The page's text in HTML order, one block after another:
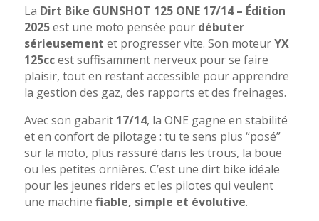
La Dirt Bike GUNSHOT 125 ONE 17/14 – Édition
2025est une moto pensée pour débuter
sérieusement et progresser vite. Son moteurYX
125ccest suffisamment nerveux pour se faire
plaisir, tout en restant accessible pour apprendre
la gestion des gaz, des rapports et des freinages.
Avec son gabarit 17/14, la ONE gagne en stabilité
et en confort de pilotage : tu te sens plus “posé”
sur la moto, plus rassuré dans les trous, la boue
ou les petites ornières. C’est une dirt bike idéale
pour les jeunes riders et les pilotes qui veulent
une machine fiable, simple et évolutive.